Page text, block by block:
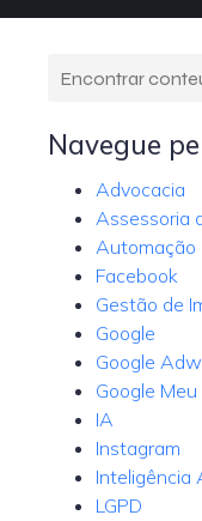
Navegue
Advocacia
Assessoria
Automação
Facebook
Gestão de
Google
Google
Google
IA
Instagram
Inteligência
LGPD